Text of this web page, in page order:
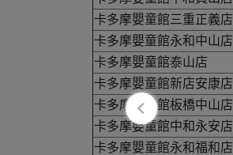
卡多摩嬰童館三重正義店
卡多摩嬰童館永和中山店
卡多摩嬰童館泰山店
卡多摩嬰童館新店安康店
卡多摩嬰童館板橋中山店
卡多摩嬰童館中和永安店
卡多摩嬰童館永和福和店